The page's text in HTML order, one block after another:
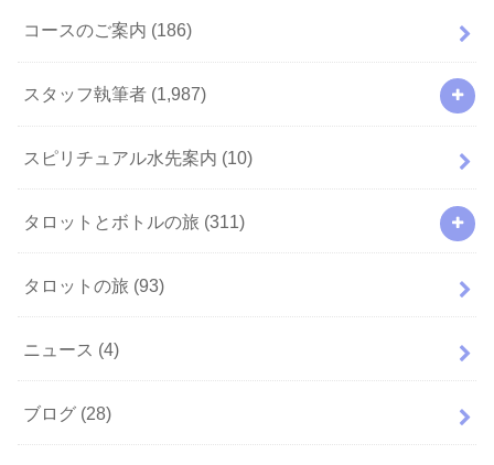
コースのご案内 (186)
スタッフ執筆者 (1,987)
スピリチュアル水先案内 (10)
タロットとボトルの旅 (311)
タロットの旅 (93)
ニュース (4)
ブログ (28)